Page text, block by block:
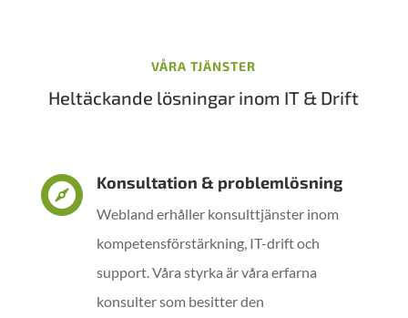
VÅRA TJÄNSTER
Heltäckande lösningar inom IT & Drift
 Konsultation & problemlösning
Webland erhåller konsulttjänster inom
kompetensförstärkning, IT-drift och
support. Våra styrka är våra erfarna
konsulter som besitter den